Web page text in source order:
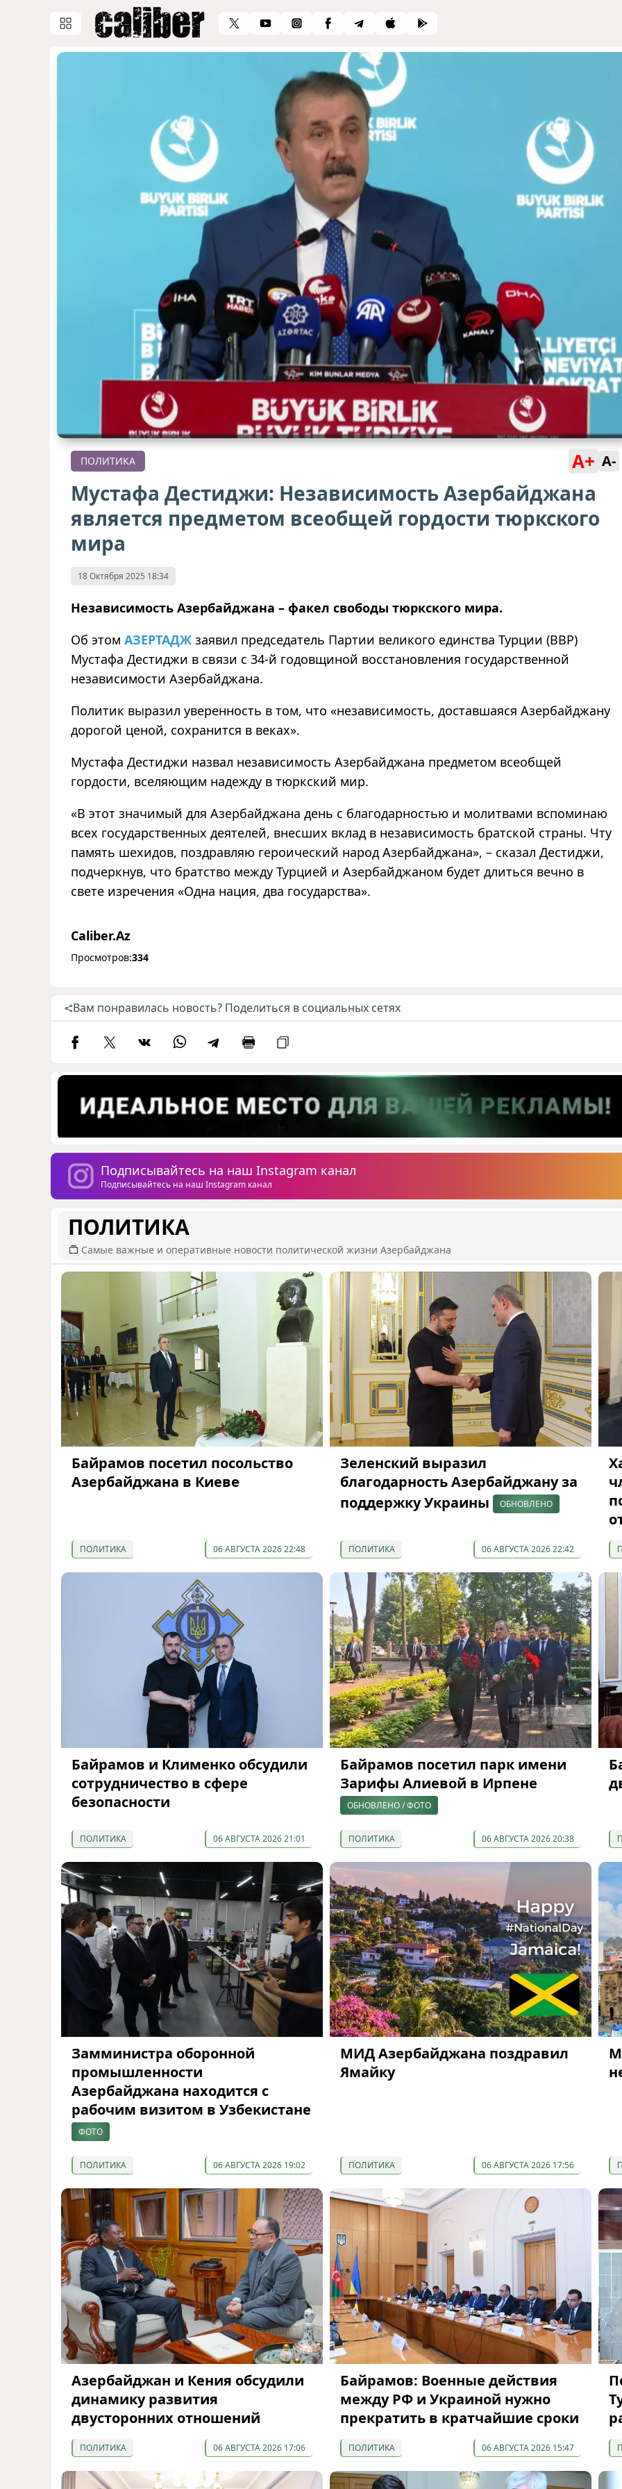
ПОЛИТИКА A+ A-
Мустафа Дестиджи: Независимость Азербайджана
является предметом всеобщей гордости тюркского
мира
18 Октября 2025 18:34
Независимость Азербайджана – факел свободы тюркского мира.
Об этом АЗЕРТАДЖ заявил председатель Партии великого единства Турции (BBP)
Мустафа Дестиджи в связи с 34-й годовщиной восстановления государственной
независимости Азербайджана.
Политик выразил уверенность в том, что «независимость, доставшаяся Азербайджану
дорогой ценой, сохранится в веках».
Мустафа Дестиджи назвал независимость Азербайджана предметом всеобщей
гордости, вселяющим надежду в тюркский мир.
«В этот значимый для Азербайджана день с благодарностью и молитвами вспоминаю
всех государственных деятелей, внесших вклад в независимость братской страны. Чту
память шехидов, поздравляю героический народ Азербайджана», – сказал Дестиджи,
подчеркнув, что братство между Турцией и Азербайджаном будет длиться вечно в
свете изречения «Одна нация, два государства».
Caliber.Az
Просмотров:334
Вам понравилась новость? Поделиться в социальных сетях
Подписывайтесь на наш Instagram канал
Подписывайтесь на наш Instagram канал
ПОЛИТИКА
Самые важные и оперативные новости политической жизни Азербайджана
Байрамов посетил посольство
Азербайджана в Киеве
ПОЛИТИКА 06 АВГУСТА 2026 22:48
Зеленский выразил
благодарность Азербайджану за
поддержку Украины
ОБНОВЛЕНО
ПОЛИТИКА 06 АВГУСТА 2026 22:42
Байрамов и Клименко обсудили
сотрудничество в сфере
безопасности
ПОЛИТИКА 06 АВГУСТА 2026 21:01
Байрамов посетил парк имени
Зарифы Алиевой в Ирпене
ОБНОВЛЕНО / ФОТО
ПОЛИТИКА 06 АВГУСТА 2026 20:38
Замминистра оборонной
промышленности
Азербайджана находится с
рабочим визитом в Узбекистане
ФОТО
ПОЛИТИКА 06 АВГУСТА 2026 19:02
МИД Азербайджана поздравил
Ямайку
ПОЛИТИКА 06 АВГУСТА 2026 17:56
Азербайджан и Кения обсудили
динамику развития
двусторонних отношений
ПОЛИТИКА 06 АВГУСТА 2026 17:06
Байрамов: Военные действия
между РФ и Украиной нужно
прекратить в кратчайшие сроки
ПОЛИТИКА 06 АВГУСТА 2026 15:47